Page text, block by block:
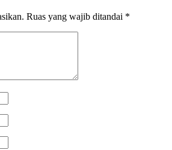
Ruas yang wajib ditandai *